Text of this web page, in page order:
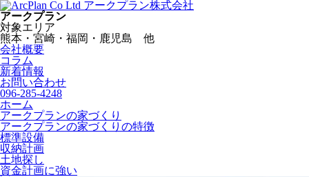
アークプラン株式会社
アークプラン
対象エリア
熊本・宮崎・福岡・鹿児島 他
会社概要
コラム
新着情報
お問い合わせ
096-285-4248
ホーム
アークプランの家づくり
アークプランの家づくりの特徴
標準設備
収納計画
土地探し
資金計画に強い